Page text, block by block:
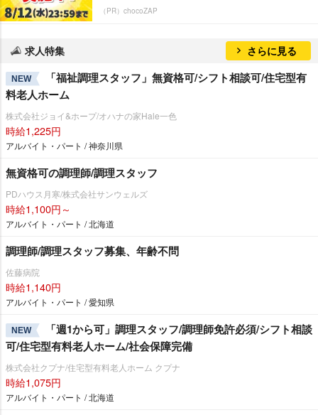
（PR）chocoZAP
求人特集 さらに見る
NEW
「福祉調理スタッフ」無資格可/シフト相談可/住宅型有
料老人ホーム
株式会社ジョイ&ホープ/オハナの家Hale一色
時給1,225円
アルバイト・パート / 神奈川県
無資格可の調理師/調理スタッフ
PDハウス月寒/株式会社サンウェルズ
時給1,100円～
アルバイト・パート / 北海道
調理師/調理スタッフ募集、年齢不問
佐藤病院
時給1,140円
アルバイト・パート / 愛知県
NEW
「週1から可」調理スタッフ/調理師免許必須/シフト相談
可/住宅型有料老人ホーム/社会保障完備
株式会社クプナ/住宅型有料老人ホーム クプナ
時給1,075円
アルバイト・パート / 北海道